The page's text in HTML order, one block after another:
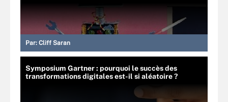
Par: Cliff Saran
Symposium Gartner : pourquoi le succès des
transformations digitales est-il si aléatoire ?